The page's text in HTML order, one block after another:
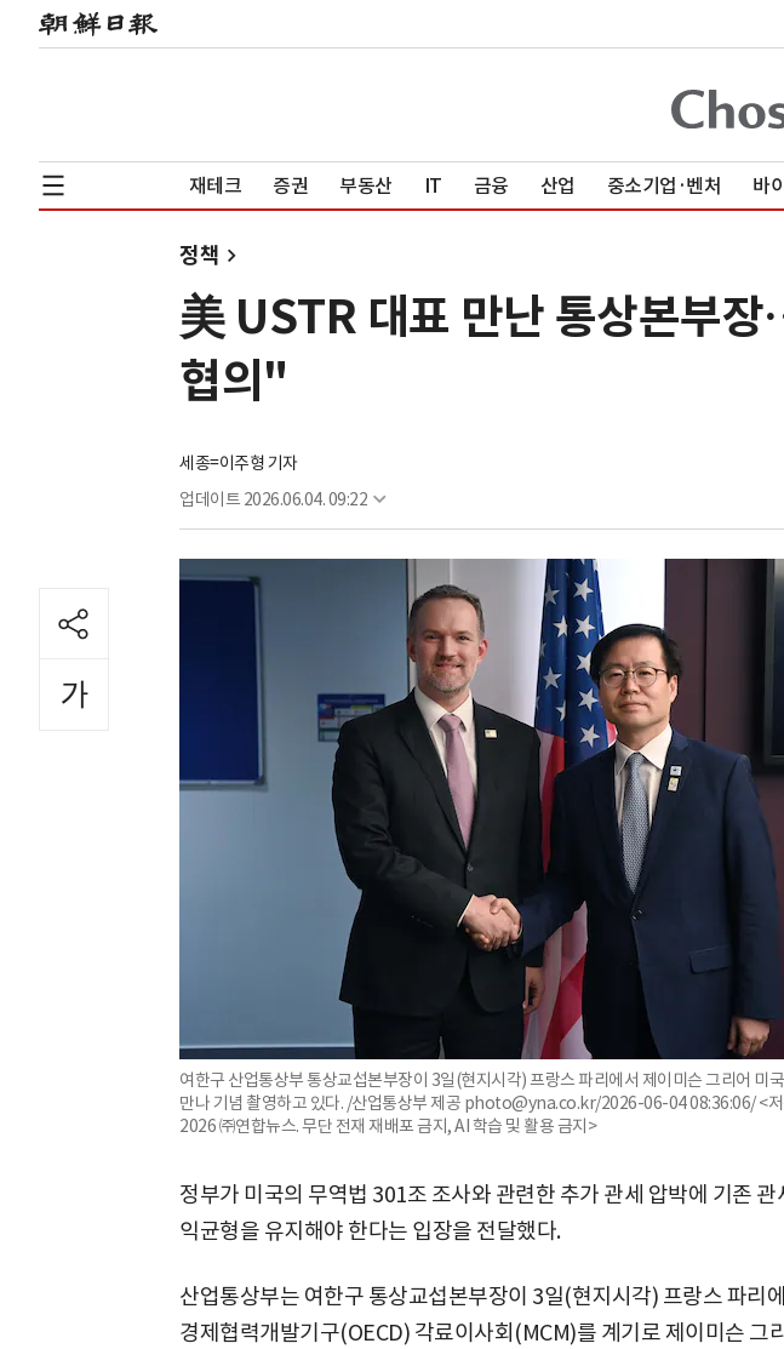
재테크 증권 부동산 IT 금융 산업 중소기업·벤처 바
정책
美 USTR 대표 만난 통상본부
협의"
세종=이주형 기자
업데이트 2026.06.04. 09:22
여한구 산업통상부 통상교섭본부장이 3일(현지시각) 프랑스 파리에서 제이미슨 그리어 미
만나 기념 촬영하고 있다. /산업통상부 제공 photo@yna.co.kr/2026-06-04 08:36:06/ <
2026 ㈜연합뉴스. 무단 전재 재배포 금지, AI 학습 및 활용 금지>
정부가 미국의 무역법 301조 조사와 관련한 추가 관세 압박에 기존 관
익균형을 유지해야 한다는 입장을 전달했다.
산업통상부는 여한구 통상교섭본부장이 3일(현지시각) 프랑스 파리
경제협력개발기구(OECD) 각료이사회(MCM)를 계기로 제이미슨 그